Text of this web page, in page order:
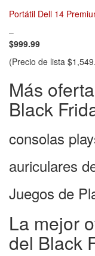
Portátil Dell 14
–
$999.99
(Precio de lista
Más
Black
consolas
auriculares
Juegos de
La mejor
del Black